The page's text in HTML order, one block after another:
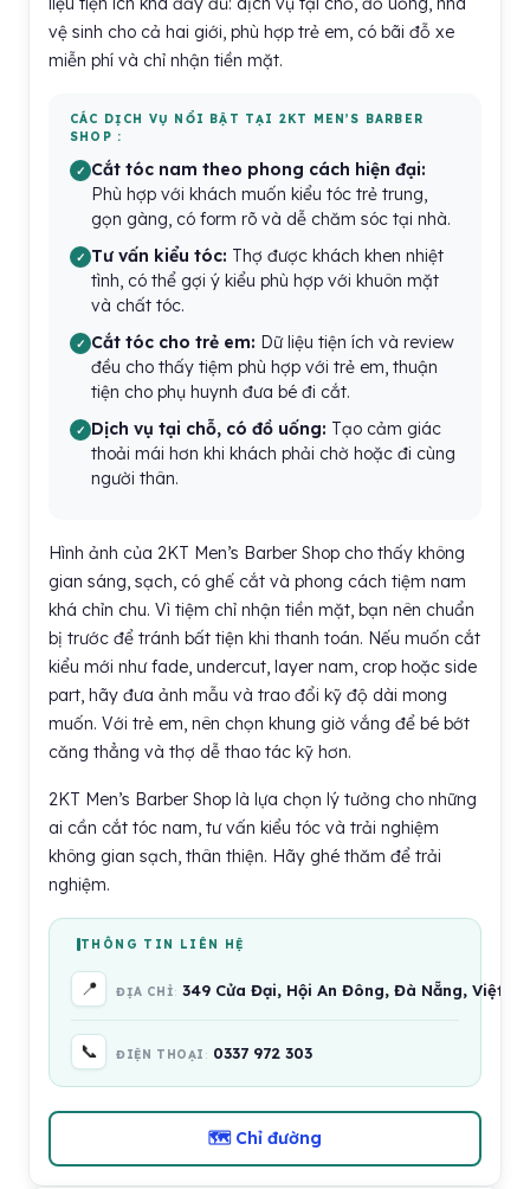
vệ sinh cho cả hai giới, phù hợp trẻ em, có bãi đỗ xe
miễn phí và chỉ nhận tiền mặt.
CÁC DỊCH VỤ NỔI BẬT TẠI 2KT MEN’S BARBER
SHOP :
Cắt tóc nam theo phong cách hiện đại:
Phù hợp với khách muốn kiểu tóc trẻ trung,
gọn gàng, có form rõ và dễ chăm sóc tại nhà.
Tư vấn kiểu tóc: Thợ được khách khen nhiệt
tình, có thể gợi ý kiểu phù hợp với khuôn mặt
và chất tóc.
Cắt tóc cho trẻ em: Dữ liệu tiện ích và review
đều cho thấy tiệm phù hợp với trẻ em, thuận
tiện cho phụ huynh đưa bé đi cắt.
Dịch vụ tại chỗ, có đồ uống: Tạo cảm giác
thoải mái hơn khi khách phải chờ hoặc đi cùng
người thân.
Hình ảnh của 2KT Men’s Barber Shop cho thấy không
gian sáng, sạch, có ghế cắt và phong cách tiệm nam
khá chỉn chu. Vì tiệm chỉ nhận tiền mặt, bạn nên chuẩn
bị trước để tránh bất tiện khi thanh toán. Nếu muốn cắt
kiểu mới như fade, undercut, layer nam, crop hoặc side
part, hãy đưa ảnh mẫu và trao đổi kỹ độ dài mong
muốn. Với trẻ em, nên chọn khung giờ vắng để bé bớt
căng thẳng và thợ dễ thao tác kỹ hơn.
2KT Men’s Barber Shop là lựa chọn lý tưởng cho những
ai cần cắt tóc nam, tư vấn kiểu tóc và trải nghiệm
không gian sạch, thân thiện. Hãy ghé thăm để trải
nghiệm.
THÔNG TIN LIÊN HỆ
📍 ĐỊA CHỈ 349 Cửa Đại, Hội An Đông, Đà Nẵng, Việt
📞 ĐIỆN THOẠI 0337 972 303
🗺 Chỉ đường